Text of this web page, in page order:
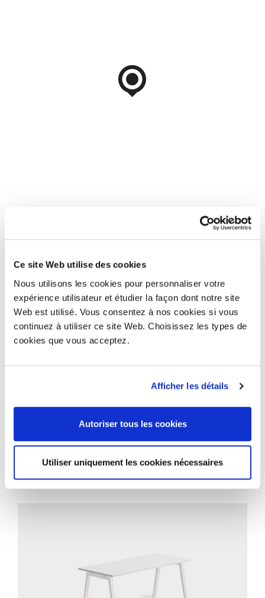
Ce site Web utilise des cookies
Nous utilisons les cookies pour personnaliser votre
expérience utilisateur et étudier la façon dont notre site
Web est utilisé. Vous consentez à nos cookies si vous
continuez à utiliser ce site Web. Choisissez les types de
cookies que vous acceptez.
Afficher les détails
Autoriser tous les cookies
Utiliser uniquement les cookies nécessaires
PROJETS CONNEXES